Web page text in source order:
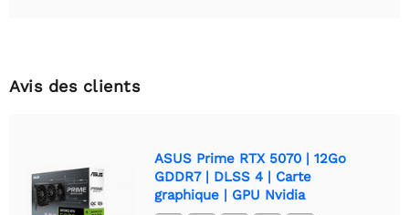
Avis des clients
ASUS Prime RTX 5070 | 12Go
GDDR7 | DLSS 4 | Carte
graphique | GPU Nvidia